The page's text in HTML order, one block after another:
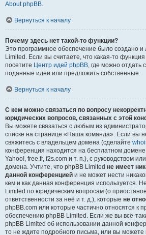
About phpBB.
Вернуться к началу
Почему здесь нет такой-то функции?
Это программное обеспечение было создано и
Limited. Если вы считаете, что какая-то
посетите Центр идей phpBB, где можно отдать
поданные идеи или предложить собственные.
Вернуться к началу
С кем можно связаться по вопросу
юридических вопросов, связанных с этой
Вы можете связаться с любым из
списке на странице «Наша команда». Если вы
свяжитесь с владельцем домена (сделайте
конференция находится на бесплатном
Yahoo!, free.fr, f2s.com и т. п.), с руководством
домена. Учтите, что phpBB Limited не имеет
данной конференцией и не может нести
кем и как данная конференция используется.
Limited по юридическим вопросам (о
ответственности за неё и т. д.), которые не
phpBB.com или которые частично относятся к
обеспечению phpBB Limited. Если же вы всё-
phpBB Limited об использовании данной
то не ждите подробного письма, или вы